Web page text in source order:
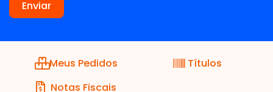
Meus Pedidos
Títulos
Notas Fiscais